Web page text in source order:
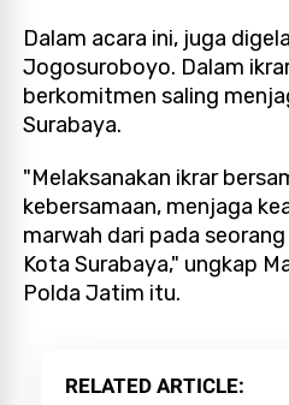
Dalam acara ini, juga
Jogosuroboyo. Dalam
berkomitmen saling
Surabaya.
"Melaksanakan ikrar
kebersamaan, menjaga
marwah dari pada
Kota Surabaya," ungkap
Polda Jatim itu.
RELATED ARTICLE